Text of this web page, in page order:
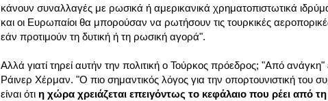
κάνουν συναλλαγές με ρωσικά ή αμερικανικά χρηματοπιστωτικά
και οι Ευρωπαίοι θα μπορούσαν να ρωτήσουν τις τουρκικές αεροπορικές
εάν προτιμούν τη δυτική ή τη ρωσική αγορά".
Αλλά γιατί τηρεί αυτήν την πολιτική ο Τούρκος πρόεδρος; "Από ανάγκη"
Ράινερ Χέρμαν. "Ο πιο σημαντικός λόγος για την οπορτουνιστική του
είναι ότι η χώρα χρειάζεται επειγόντως το κεφάλαιο που ρέει από